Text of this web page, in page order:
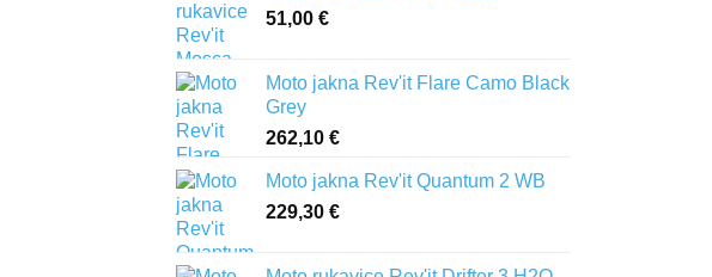
51,00 €
Moto jakna Rev'it Flare Camo Black
Grey
262,10 €
Moto jakna Rev'it Quantum 2 WB
229,30 €